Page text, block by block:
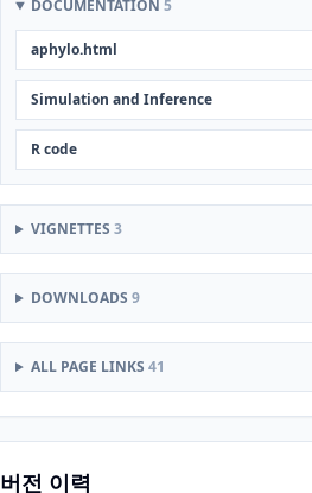
DOCUMENTATION 5
aphylo.html
Simulation and Inference
R code
VIGNETTES 3
DOWNLOADS 9
ALL PAGE LINKS 41
버전 이력